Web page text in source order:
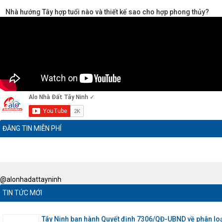
Nhà hướng Tây hợp tuổi nào và thiết kế sao cho hợp phong thủy?
ĐĂNG TIN MIỄN PHÍ
@alonhadattayninh
TIN TỨC MỚI
Tây Ninh ban hành Quyết định 7306/QĐ-UBND về phân